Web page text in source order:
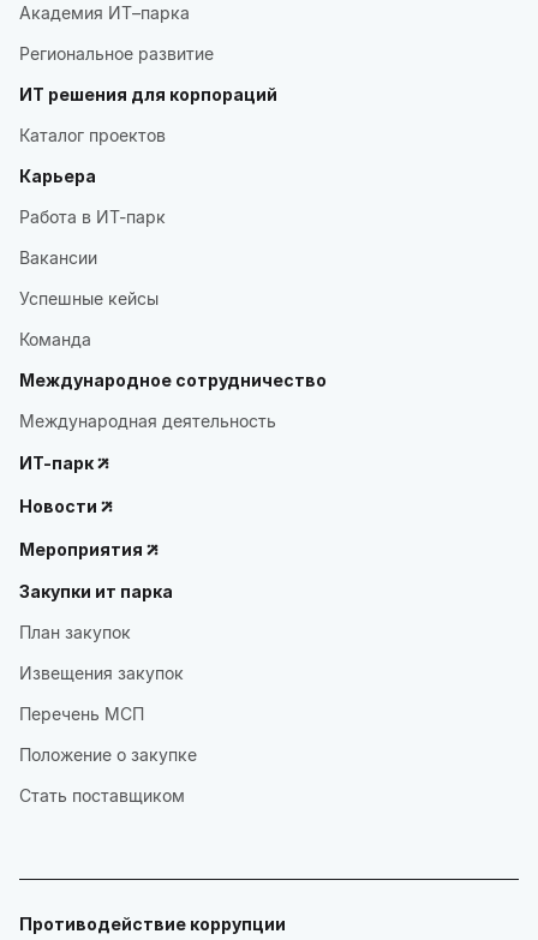
Академия ИТ–парка
Региональное развитие
ИТ решения для корпораций
Каталог проектов
Карьера
Работа в ИТ-парк
Вакансии
Успешные кейсы
Команда
Международное сотрудничество
Международная деятельность
ИТ-парк
Новости
Мероприятия
Закупки ит парка
План закупок
Извещения закупок
Перечень МСП
Положение о закупке
Стать поставщиком
Противодействие коррупции